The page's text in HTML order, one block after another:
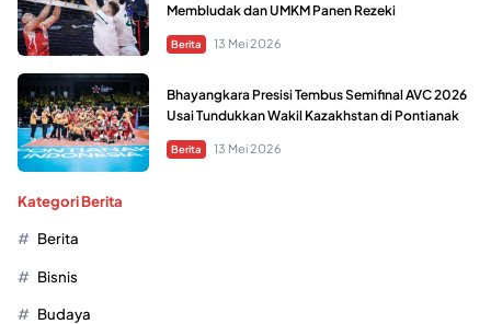
Membludak dan UMKM Panen Rezeki
Berita 13 Mei 2026
Bhayangkara Presisi Tembus Semifinal AVC 2026
Usai Tundukkan Wakil Kazakhstan di Pontianak
Berita 13 Mei 2026
Kategori Berita
Berita
Bisnis
Budaya